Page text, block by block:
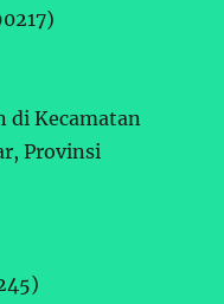
di Kecamatan
Provinsi